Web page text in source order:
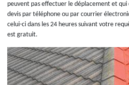
peuvent pas effectuer le déplacement et
devis par téléphone ou par courrier
celui-ci dans les 24 heures suivant votre
est gratuit.